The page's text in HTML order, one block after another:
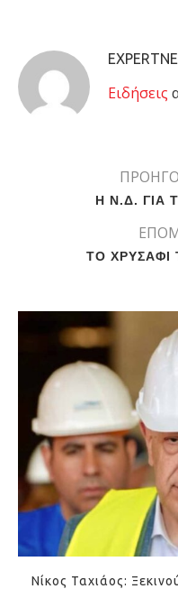
Eιδήσεις
Η Ν.Δ. ΓΙΑ
ΤΟ ΧΡΥΣΑΦΙ
Νίκος Ταχιάος: